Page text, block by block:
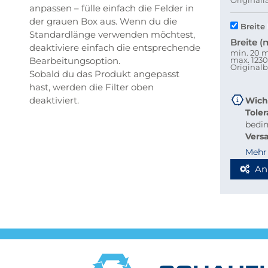
anpassen – fülle einfach die Felder in
der grauen Box aus. Wenn du die
Standardlänge verwenden möchtest,
deaktiviere einfach die entsprechende
Bearbeitungsoption.
Sobald du das Produkt angepasst
hast, werden die Filter oben
deaktiviert.
Breite
Breite
min. 20
max.